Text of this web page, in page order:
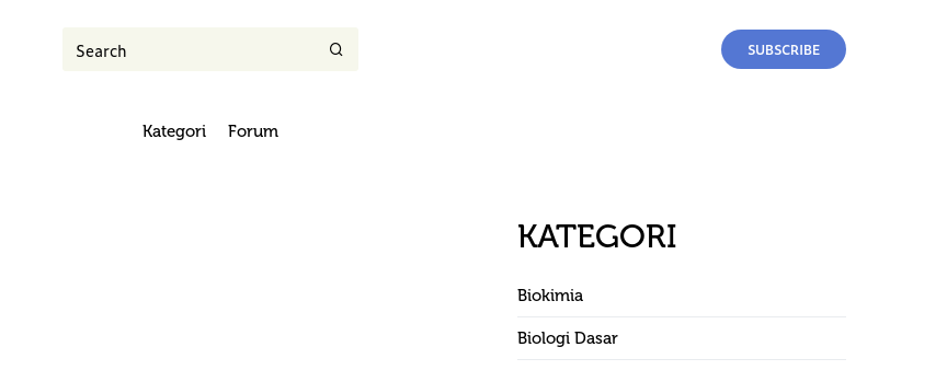
SUBSCRIBE
Kategori Forum
KATEGORI
Biokimia
Biologi Dasar